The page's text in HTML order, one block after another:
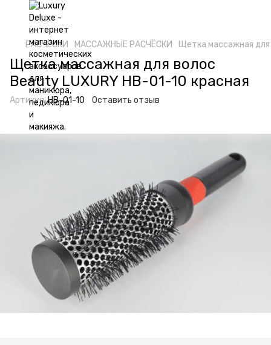
РАСЧËСКИ МАССАЖНЫЕ РАСЧËСКИ Щетка массажная для
Щетка массажная для волос
Beauty LUXURY HB-01-10 красная
Артикул:HB-01-10 Оставить отзыв